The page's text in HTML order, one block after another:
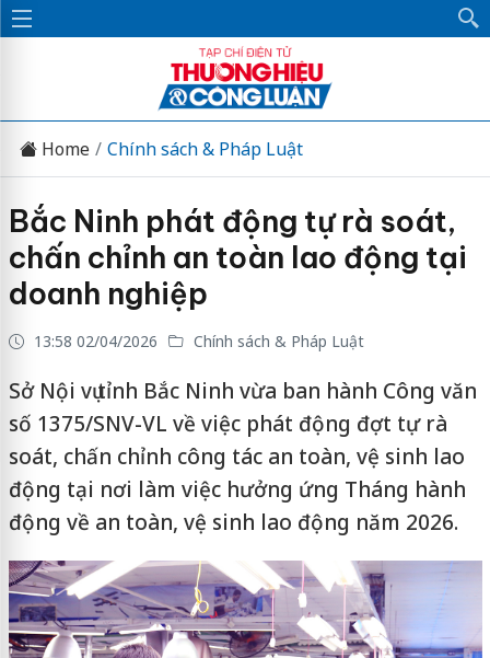
Home Chính sách & Pháp Luật
Bắc Ninh phát động tự rà soát,
chấn chỉnh an toàn lao động tại
doanh nghiệp
13:58 02/04/2026 Chính sách & Pháp Luật
Sở Nội vụ tỉnh Bắc Ninh vừa ban hành Công văn
số 1375/SNV-VL về việc phát động đợt tự rà
soát, chấn chỉnh công tác an toàn, vệ sinh lao
động tại nơi làm việc hưởng ứng Tháng hành
động về an toàn, vệ sinh lao động năm 2026.